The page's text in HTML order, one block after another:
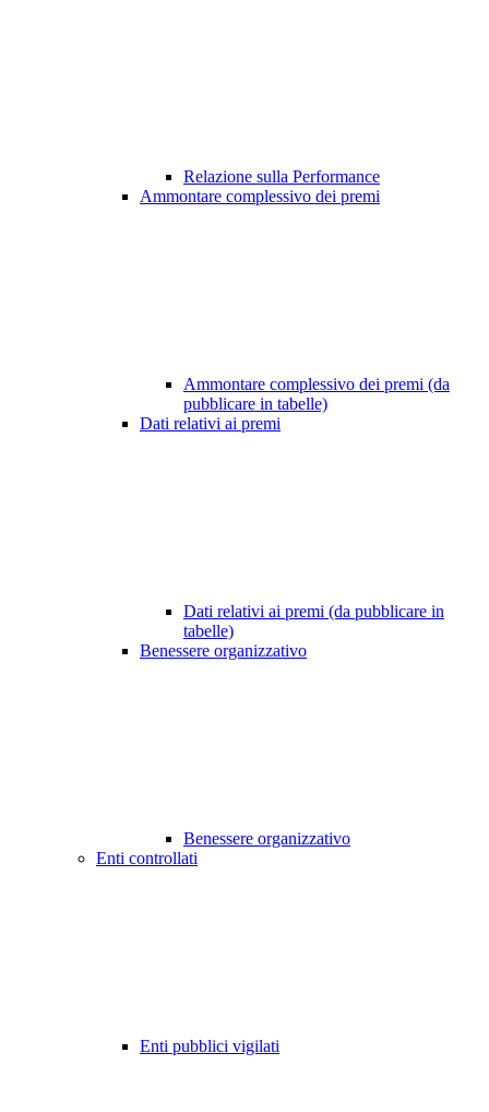
Relazione sulla Performance
Ammontare complessivo dei premi
Ammontare complessivo dei premi (da
pubblicare in tabelle)
Dati relativi ai premi
Dati relativi ai premi (da pubblicare in
tabelle)
Benessere organizzativo
Benessere organizzativo
Enti controllati
Enti pubblici vigilati